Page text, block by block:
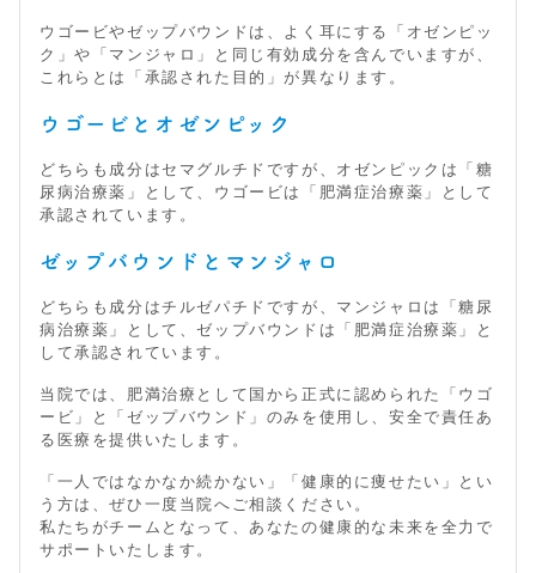
ウゴービやゼップバウンドは、よく耳にする「オゼンピッ
ク」や「マンジャロ」と同じ有効成分を含んでいますが、
これらとは「承認された目的」が異なります。
ウゴービとオゼンピック
どちらも成分はセマグルチドですが、オゼンピックは「糖
尿病治療薬」として、ウゴービは「肥満症治療薬」として
承認されています。
ゼップバウンドとマンジャロ
どちらも成分はチルゼパチドですが、マンジャロは「糖尿
病治療薬」として、ゼップバウンドは「肥満症治療薬」と
して承認されています。
当院では、肥満治療として国から正式に認められた「ウゴ
ービ」と「ゼップバウンド」のみを使用し、安全で責任あ
る医療を提供いたします。
「一人ではなかなか続かない」「健康的に痩せたい」とい
う方は、ぜひ一度当院へご相談ください。
私たちがチームとなって、あなたの健康的な未来を全力で
サポートいたします。